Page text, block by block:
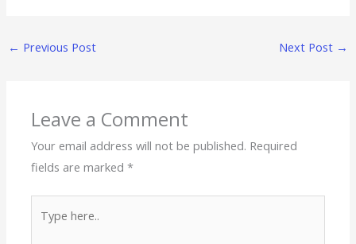
← Previous Post Next Post →
Leave a Comment
Your email address will not be published. Required
fields are marked*
here..